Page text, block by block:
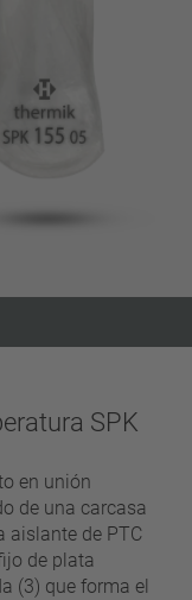
SPK
en unión
de una carcasa
aislante de PTC
de plata
(3) que forma el